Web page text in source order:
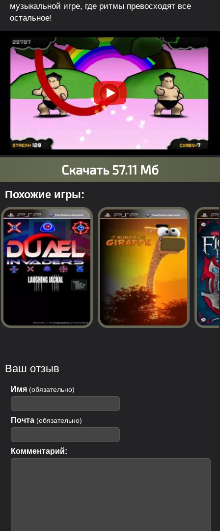
музыкальной игре, где ритмы превосходят все
остальное!
Похожие игры:
Ваш отзыв
Имя (обязательно)
Почта (обязательно)
Комментарий: